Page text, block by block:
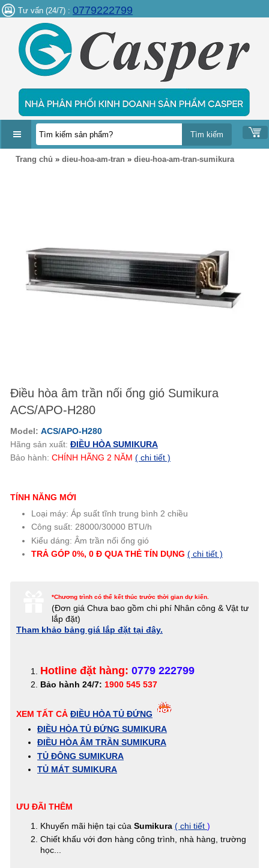
Tư vấn (24/7) : 0779222799
DANH
Trang chủ » dieu-hoa-am-tran » dieu-hoa-am-tran-sumikura
Điều hòa âm trần nối ống gió Sumikura
ACS/APO-H280
Model: ACS/APO-H280
Hãng sản xuất: ĐIỀU HÒA SUMIKURA
Bảo hành: CHÍNH HÃNG 2 NĂM ( chi tiết )
TÍNH NĂNG MỚI
Loại máy: Áp suất tĩnh trung bình 2 chiều
Công suất: 28000/30000 BTU/h
Kiểu dáng: Âm trần nối ống gió
TRẢ GÓP 0%, 0 Đ QUA THẺ TÍN DỤNG ( chi tiết )
*Chương trình có thể kết thúc trước thời gian dự kiến.
(Đơn giáChưa bao gồm chi phí Nhân công & Vật tư
lắp đặt)
Tham khảo bảng giá lắp đặt tại đây.
Hotline đặt hàng: 0779 222799
Bảo hành 24/7: 1900 545 537
XEM TẤT CẢ ĐIỀU HÒA TỦ ĐỨNG
ĐIỀU HÒA TỦ ĐỨNG SUMIKURA
ĐIỀU HÒA ÂM TRẦN SUMIKURA
TỦ ĐÔNG SUMIKURA
TỦ MÁT SUMIKURA
ƯU ĐÃI THÊM
Khuyến mãi hiện tại của Sumikura ( chi tiết )
Chiết khấu với đơn hàng công trình, nhà hàng, trường
học...